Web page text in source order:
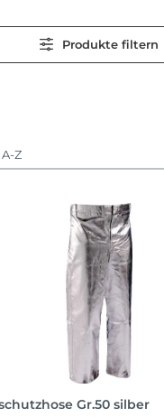
Produkte filtern
Gr.50 silber